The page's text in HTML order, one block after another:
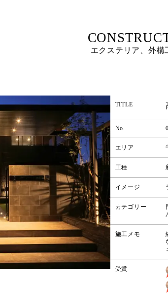
エクステリア、外構
TITLE
No.
エリア
工種
イメージ
カテゴリー
施工メモ
受賞